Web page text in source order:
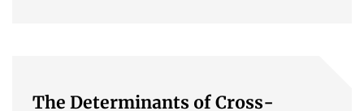
The Determinants of Cross-